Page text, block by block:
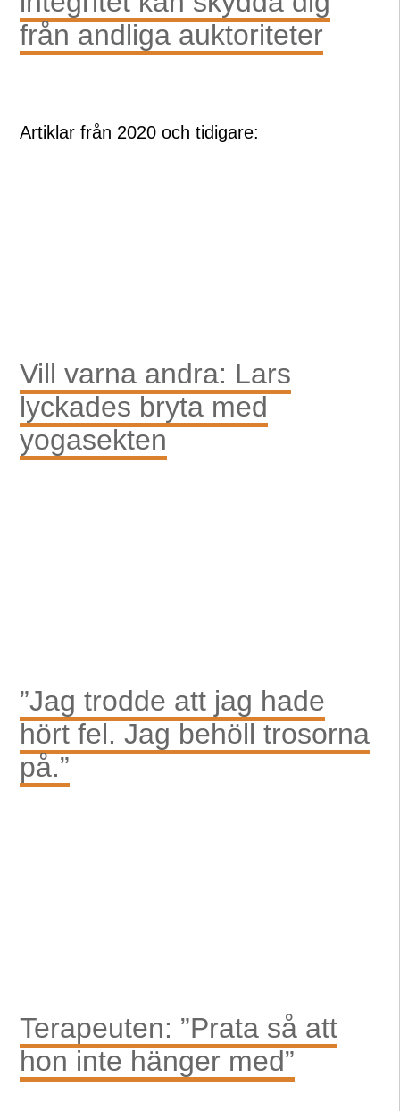
från andliga auktoriteter
Artiklar från 2020 och tidigare:
Vill varna andra: Lars
lyckades bryta med
yogasekten
”Jag trodde att jag hade
hört fel. Jag behöll trosorna
på.”
Terapeuten: ”Prata så att
hon inte hänger med”